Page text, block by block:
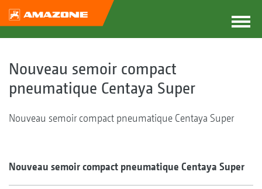
Nouveau semoir compact
pneumatique Centaya Super
Nouveau semoir compact pneumatique Centaya Super
Nouveau semoir compact pneumatique Centaya Super